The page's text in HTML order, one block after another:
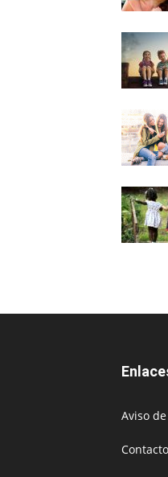
Aviso
Contacto